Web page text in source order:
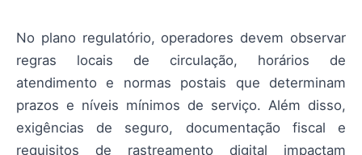
No plano regulatório, operadores devem observar
regras locais de circulação, horários de
atendimento e normas postais que determinam
prazos e níveis mínimos de serviço. Além disso,
exigências de seguro, documentação fiscal e
requisitos de rastreamento digital impactam